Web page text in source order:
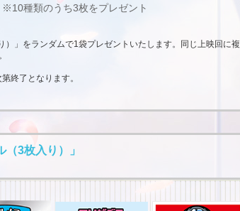
※10種類のうち3枚をプレゼント
」をランダムで1袋プレゼントいたします。同じ上映回に複
終了となります。
3枚入り）」